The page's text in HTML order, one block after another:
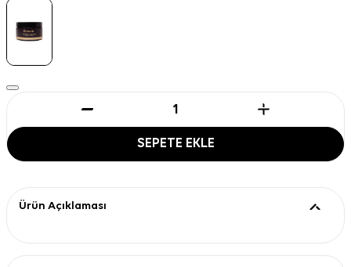
SEPETE EKLE
Ürün Açıklaması